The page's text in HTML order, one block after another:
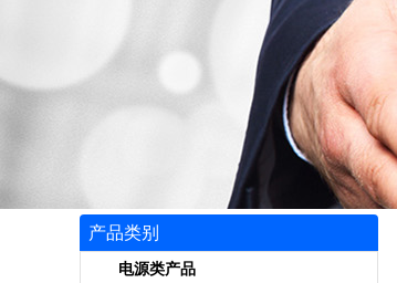
产品类别
电源类产品